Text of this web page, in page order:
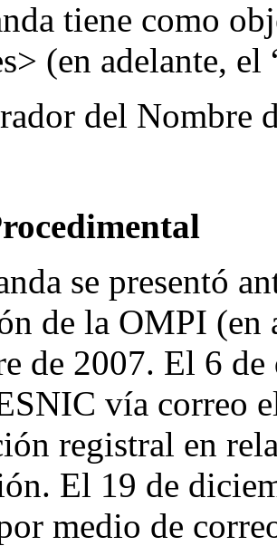
tiene como
(en adelante,
del Nombre
se presentó
de la OMPI (en
de 2007. El 6
vía correo
registral en
El 19 de
medio de